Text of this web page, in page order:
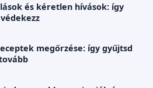
és kéretlen hívások: így
megőrzése: így gyűjtsd